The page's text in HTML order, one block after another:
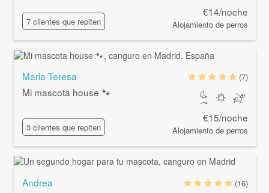
7 clientes que repiten
€14/noche
Alojamiento de perros
Maria Teresa
Mi mascota house 🐾
3 clientes que repiten
(7)
€15/noche
Alojamiento de perros
Andrea
(16)